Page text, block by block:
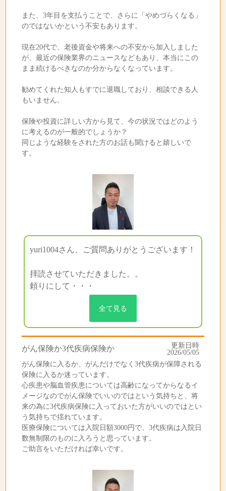
また、3年目を支払うことで、さらに「やめづらくなる」
のではないかという不安もあります。
現在20代で、老後資金や将来への不安から加入しました
が、最近の保険業界のニュースなどもあり、本当にこの
まま続けるべきなのか分からなくなっています。
勧めてくれた知人もすでに退職しており、相談できる人
もいません。
保険や投資に詳しい方から見て、今の状況ではどのよう
に考えるのが一般的でしょうか？
同じような経験をされた方のお話も聞けると嬉しいで
す。
yuri1004さん、ご質問ありがとうございます！
拝読させていただきました。。
頼りにして・・・
全て見る
がん保険か3代疾病保険か
更新日時
2026/05/05
がん保険に入るか、がんだけでなく3代疾病が保障される
保険に入るか迷っています。
心疾患や脳血管疾患については高齢になってからなるイ
メージなのでがん保険でいいのではという気持ちと、将
来の為に3代疾病保険に入っておいた方がいいのではとい
う気持ちで揺れています。
医療保険については入院日額3000円で、3代疾病は入院日
数無制限のものに入ろうと思っています。
ご助言をいただければ幸いです。